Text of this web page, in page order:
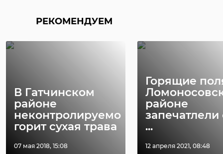
РЕКОМЕНДУЕМ
В Гатчинском
районе
неконтролируемо
горит сухая трава
07 мая 2018, 15:08
Горящие
районе
запечатлели
...
12 апреля 2021, 08:48